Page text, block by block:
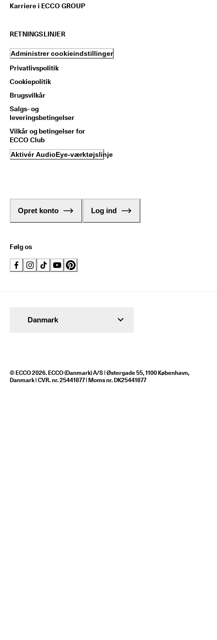
Karriere i ECCO GROUP
RETNINGSLINJER
Administrer cookieindstillinger
Privatlivspolitik
Cookiepolitik
Brugsvilkår
Salgs- og
leveringsbetingelser
Vilkår og betingelser for
ECCO Club
Aktivér AudioEye-værktøjslinje
Opret konto Log ind
Følg os
© ECCO 2026. ECCO (Danmark) A/S | Østergade 55, 1100 København,
Danmark | CVR. nr. 25441877 | Moms nr. DK25441877
Danmark